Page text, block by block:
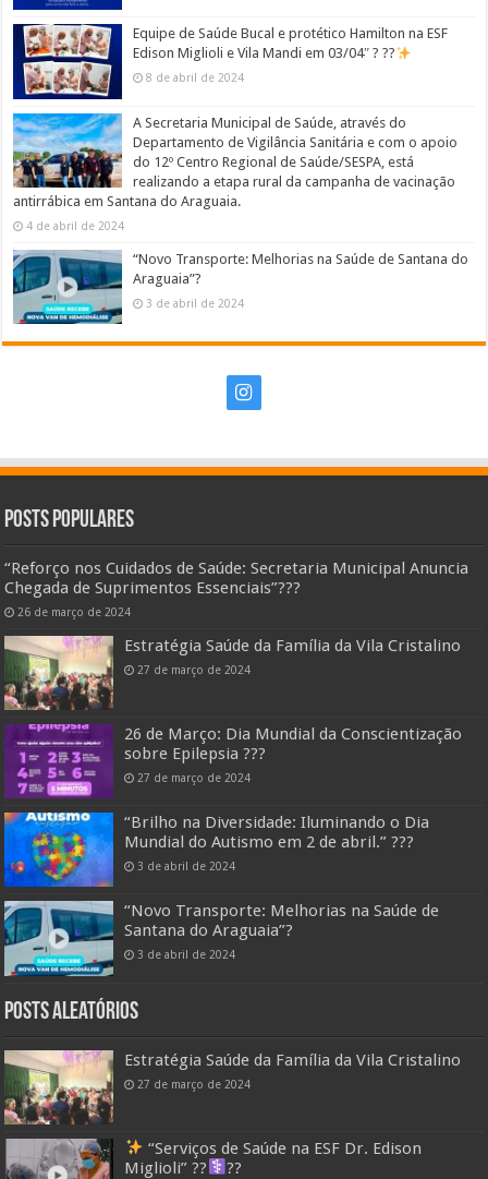
Equipe de Saúde Bucal e protético Hamilton na ESF
Edison Miglioli e Vila Mandi em 03/04″ ? ??
8 de abril de 2024
A Secretaria Municipal de Saúde, através do
Departamento de Vigilância Sanitária e com o apoio
do 12º Centro Regional de Saúde/SESPA, está
realizando a etapa rural da campanha de vacinação
antirrábica em Santana do Araguaia.
4 de abril de 2024
“Novo Transporte: Melhorias na Saúde de Santana do
Araguaia”?
3 de abril de 2024
Posts Populares
“Reforço nos Cuidados de Saúde: Secretaria Municipal Anuncia
Chegada de Suprimentos Essenciais”??️?
26 de março de 2024
Estratégia Saúde da Família da Vila Cristalino
27 de março de 2024
26 de Março: Dia Mundial da Conscientização
sobre Epilepsia ???
27 de março de 2024
“Brilho na Diversidade: Iluminando o Dia
Mundial do Autismo em 2 de abril.” ???
3 de abril de 2024
“Novo Transporte: Melhorias na Saúde de
Santana do Araguaia”?
3 de abril de 2024
Posts Aleatórios
Estratégia Saúde da Família da Vila Cristalino
27 de março de 2024
“Serviços de Saúde na ESF Dr. Edison
Miglioli” ??‍
??